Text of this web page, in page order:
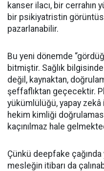
kanser ilacı, bir
bir psikiyatristin
pazarlanabilir.
Bu yeni dönemde
bitmiştir. Sağlık
değil, kaynaktan,
şeffaflıktan geçecektir.
yükümlülüğü, yapay
hekim kimliği
kaçınılmaz hale
Çünkü deepfake çağında
mesleğin itibarı da